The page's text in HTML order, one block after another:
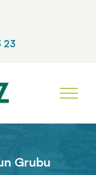
23
Grubu